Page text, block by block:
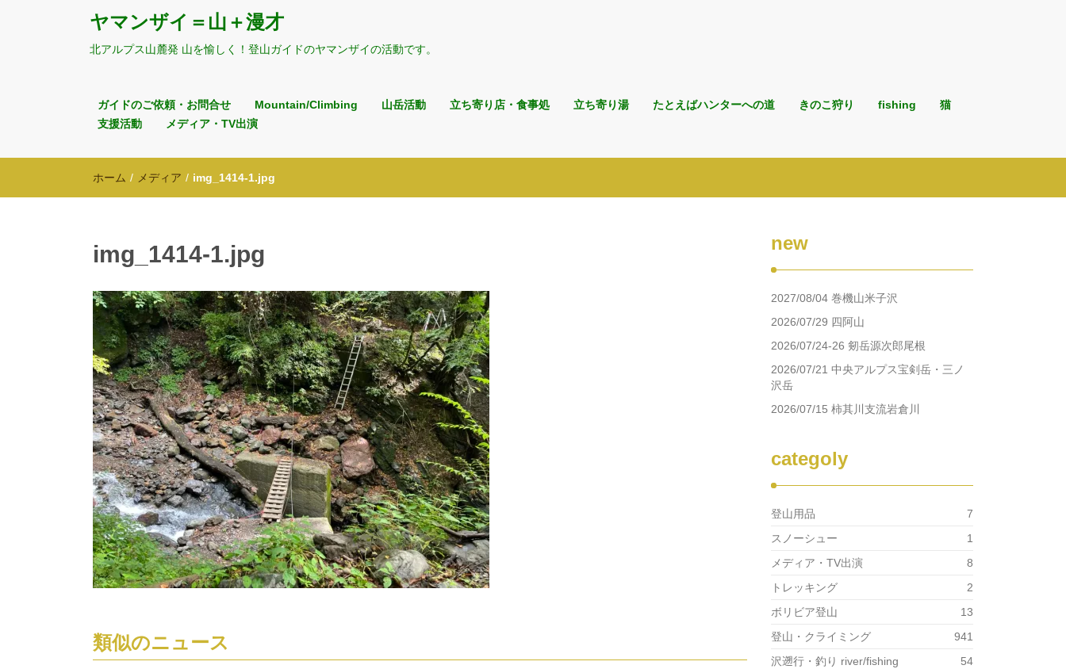
ヤマンザイ＝山＋漫才
北アルプス山麓発 山を愉しく！登山ガイドのヤマンザイの活動です。
ガイドのご依頼・お問合せ Mountain/Climbing 山岳活動 立ち寄り店・食事処 立ち寄り湯 たとえばハンターへの道 きのこ狩り fishing
猫
支援活動
メディア・TV出演
ホーム / メディア / img_1414-1.jpg
img_1414-1.jpg
類似のニュース
new
2027/08/04 巻機山米子沢
2026/07/29 四阿山
2026/07/24-26 剱岳源次郎尾根
2026/07/21 中央アルプス宝剣岳・三ノ
沢岳
2026/07/15 柿其川支流岩倉川
categoly
登山用品
7
スノーシュー
1
メディア・TV出演
8
トレッキング
2
ボリビア登山
13
登山・クライミング
941
沢遡行・釣り river/fishing
54